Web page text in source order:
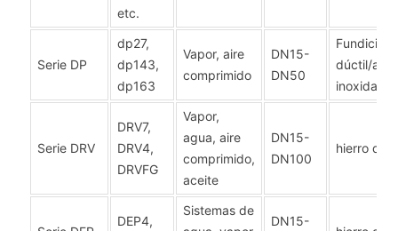
etc.
Serie DP
dp27,
dp143,
dp163
Vapor, aire
comprimido
DN15-
DN50
Fundición
dúctil/
inoxidable
Serie DRV
DRV7,
DRV4,
DRVFG
Vapor,
agua, aire
comprimido,
aceite
DN15-
DN100
hierro
DEP4,
Sistemas de
DN15-